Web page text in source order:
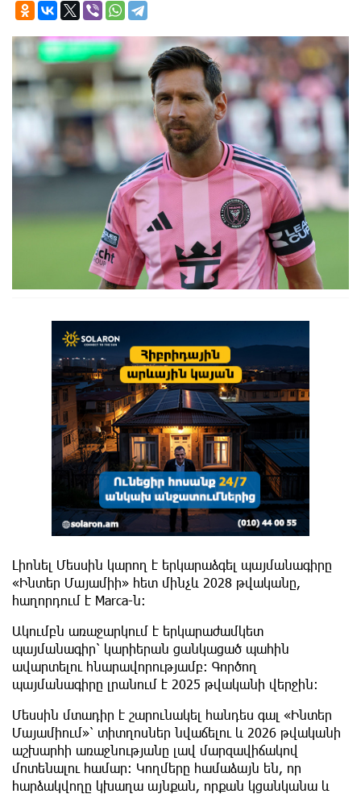
Լիոնել Մեսսին կարող է երկարաձգել պայմանագիրը
«Ինտեր Մայամիի» հետ մինչև 2028 թվականը,
հաղորդում է Marca-ն։
Ակումբն առաջարկում է երկարաժամկետ
պայմանագիր՝ կարիերան ցանկացած պահին
ավարտելու հնարավորությամբ։ Գործող
պայմանագիրը լրանում է 2025 թվականի վերջին։
Մեսսին մտադիր է շարունակել հանդես գալ «Ինտեր
Մայամիում»՝ տիտղոսներ նվաճելու և 2026 թվականի
աշխարհի առաջնությանը լավ մարզավիճակով
մոտենալու համար։ Կողմերը համաձայն են, որ
հարձակվողը կխաղա այնքան, որքան կցանկանա և